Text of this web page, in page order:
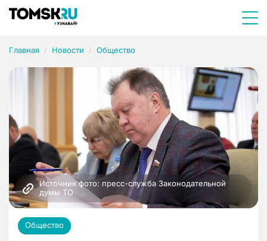
Главная Новости Общество
Источник фото: пресс-служба Законодательной
думы ТО
Общество